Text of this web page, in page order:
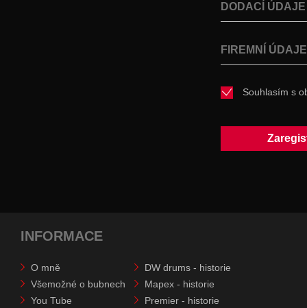
DODACÍ
FIREMNÍ
Souhlasím s
INFORMACE
O mně
Všemožné o bubnech
You Tube
DW drums - historie
Mapex - historie
Premier - historie